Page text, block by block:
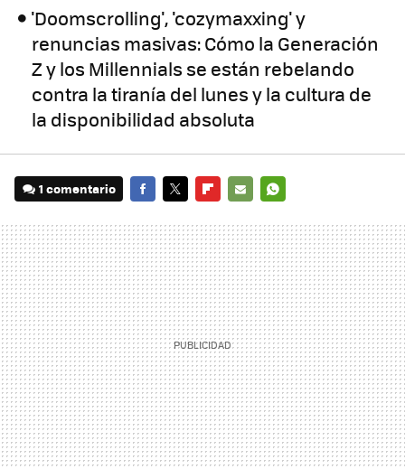
'Doomscrolling', 'cozymaxxing' y
renuncias masivas: Cómo la Generación
Z y los Millennials se están rebelando
contra la tiranía del lunes y la cultura de
la disponibilidad absoluta
1 comentario
MAIL